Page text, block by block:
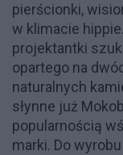
pierścionki,
w klimacie
projektantki
opartego na
naturalnych
słynne już
popularnością
marki. Do